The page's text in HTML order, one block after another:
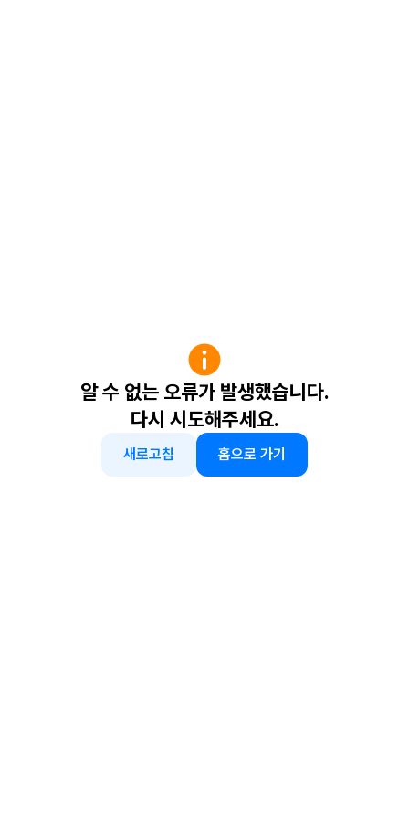
알 수 없는 오류가 발생했습니다.
다시 시도해주세요.
새로고침 홈으로 가기